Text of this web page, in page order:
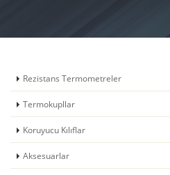
Rezistans Termometreler
Termokupllar
Koruyucu Kılıflar
Aksesuarlar